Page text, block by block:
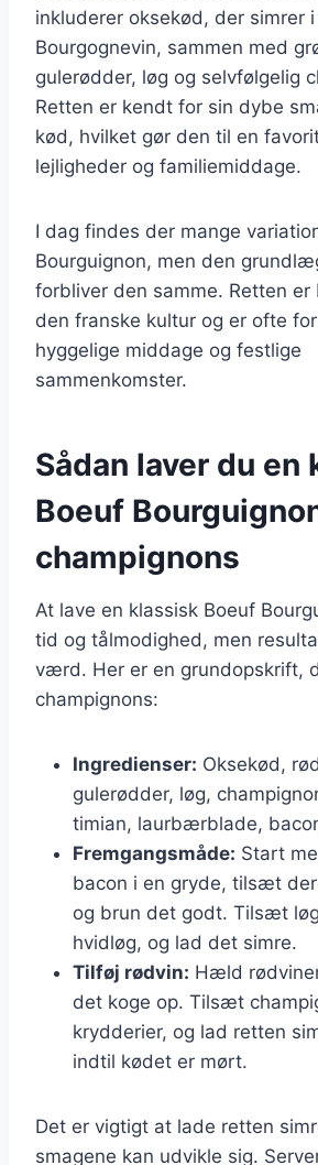
inkluderer oksekød, der simrer
Bourgognevin, sammen med
gulerødder, løg og selvfølgelig
Retten er kendt for sin dybe
kød, hvilket gør den til en
lejligheder og familiemiddage.
I dag findes der mange
Bourguignon, men den
forbliver den samme. Retten
den franske kultur og er ofte
hyggelige middage og festlige
sammenkomster.
Sådan laver du en
Boeuf
champignons
At lave en klassisk Boeuf
tid og tålmodighed, men
værd. Her er en grundopskrift,
champignons:
Ingredienser: Oksekød,
gulerødder, løg,
timian, laurbærblade,
Fremgangsmåde: Start
bacon i en gryde, tilsæt
og brun det godt. Tilsæt
hvidløg, og lad det simre.
Tilføj rødvin: Hæld
det koge op. Tilsæt
krydderier, og lad retten
indtil kødet er mørt.
Det er vigtigt at lade retten
smagene kan udvikle sig.